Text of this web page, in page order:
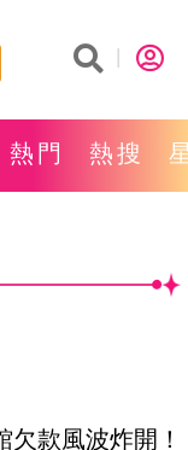
熱門 熱搜
欠款風波炸開！